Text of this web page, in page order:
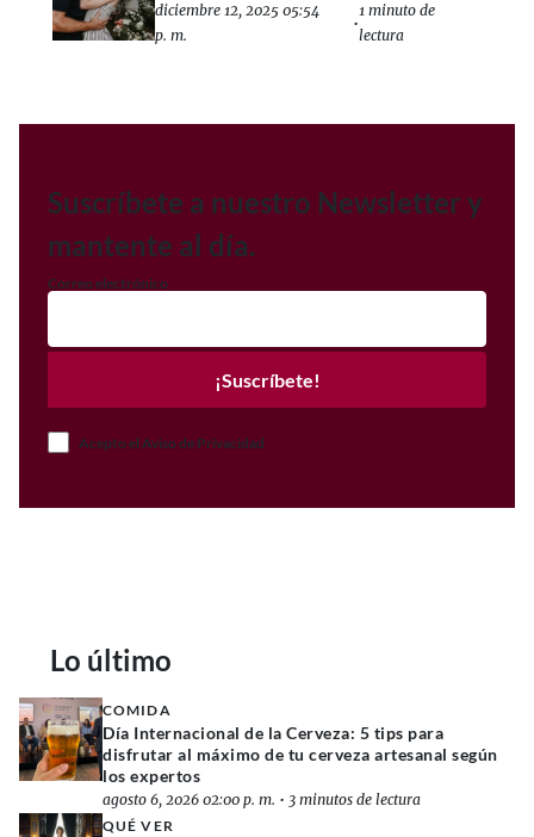
diciembre 12, 2025 05:54
p. m.
•
1 minuto de
lectura
Suscríbete a nuestro Newsletter y
mantente al día.
Correo electrónico
¡Suscríbete!
Acepto el Aviso de Privacidad
Lo último
COMIDA
Día Internacional de la Cerveza: 5 tips para
disfrutar al máximo de tu cerveza artesanal según
los expertos
agosto 6, 2026 02:00 p. m. • 3 minutos de lectura
QUÉ VER